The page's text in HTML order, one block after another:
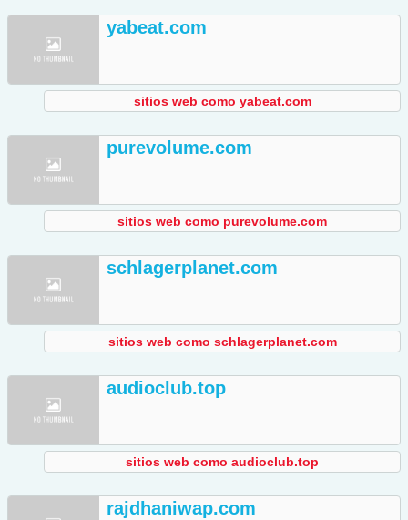
yabeat.com
sitios web como yabeat.com
purevolume.com
sitios web como purevolume.com
schlagerplanet.com
sitios web como schlagerplanet.com
audioclub.top
sitios web como audioclub.top
rajdhaniwap.com